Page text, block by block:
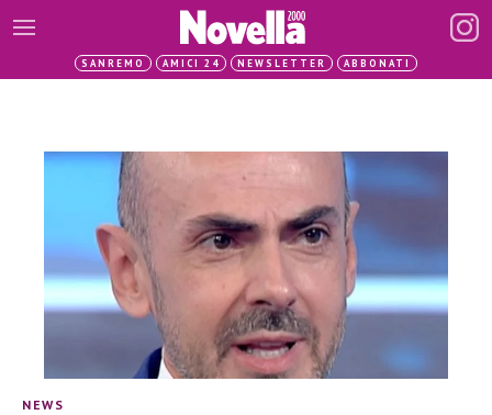
SANREMO AMICI 24 NEWSLETTER ABBONATI
NEWS